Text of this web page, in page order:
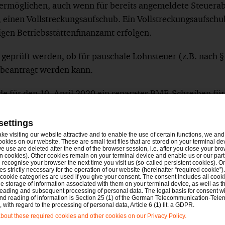
auch wenn für bereits angemeldete
Vollstreckungsaufschub. Ein
Betriebsstättenfinanzamt erfolgen.
werden, ob für pauschale Lohnsteuer (z.B. nach §
werden kann.
für den 10. April 2020 ein separates BMF-Schreiben
weiteren Verlauf mit einem weiteren Newsflash
für Sie
bei der Erstellung von Fristverlängerungs- oder
oder Stundung von pauschaler
visiting our website attractive and to enable the use of certain functions, we
on our website. These are small text files that are stored on your terminal
use are deleted after the end of the browser session, i.e. after you close your
cookies). Other cookies remain on your terminal device and enable us or our
recognise your browser the next time you visit us (so-called persistent cookies).
strictly necessary for the operation of our website (hereinafter “required
categories are used if you give your consent. The consent includes all
storage of information associated with them on your terminal device, as well as
and subsequent processing of personal data. The legal basis for consent
reading of information is Section 25 (1) of the German Telecommunication-
with regard to the processing of personal data, Article 6 (1) lit. a GDPR.
these required cookies and other cookies on our Privacy Policy.